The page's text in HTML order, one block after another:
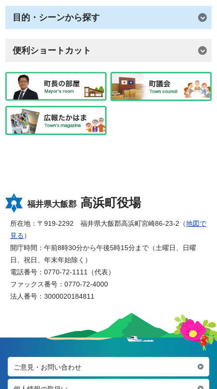
目的・シーンから探す
便利ショートカット
福井県大飯郡 高浜町役場
所在地：〒919-2292 福井県大飯郡高浜町宮崎86-23-2（地図で
見る）
開庁時間：午前8時30分から午後5時15分まで（土曜日、日曜
日、祝日、年末年始除く）
電話番号：0770-72-1111（代表）
ファックス番号：0770-72-4000
法人番号：3000020184811
ご意見・お問い合わせ